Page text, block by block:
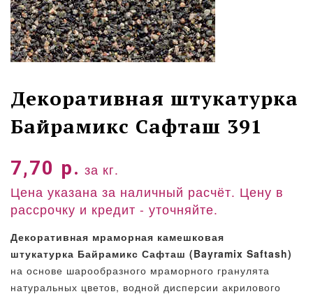
Декоративная штукатурка
Байрамикс Сафташ 391
7,70 р. за кг.
Цена указана за наличный расчёт. Цену в
рассрочку и кредит - уточняйте.
Декоративная мраморная камешковая
штукатурка Байрамикс Сафташ (Bayramix Saftash)
на основе шарообразного мраморного гранулята
натуральных цветов, водной дисперсии акрилового